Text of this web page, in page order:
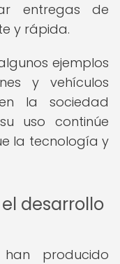
entregas de
y rápida.
ejemplos
y vehículos
la sociedad
uso continúe
la tecnología y
desarrollo
producido